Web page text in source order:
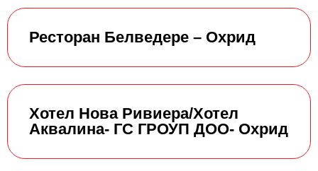
Ресторан Белведере – Охрид
Хотел Нова Ривиера/Хотел
Аквалина- ГС ГРОУП ДОО- Охрид